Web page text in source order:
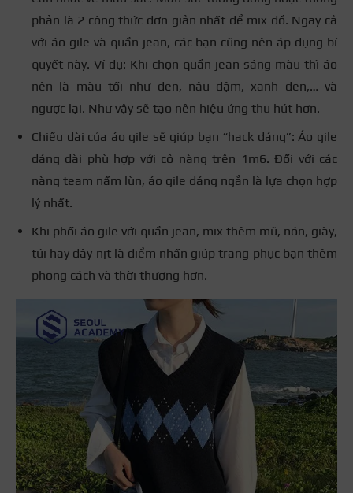
phản là 2 công thức đơn giản nhất để mix đồ. Ngay cả
với áo gile và quần jean, các bạn cũng nên áp dụng bí
quyết này. Ví dụ: Khi chọn quần jean sáng màu thì áo
nên là màu tối như đen, nâu đậm, xanh đen,… và
ngược lại. Như vậy sẽ tạo nên hiệu ứng thu hút hơn.
Chiều dài của áo gile sẽ giúp bạn “hack dáng”: Áo gile
dáng dài phù hợp với cô nàng trên 1m6. Đối với các
nàng team nấm lùn, áo gile dáng ngắn là lựa chọn hợp
lý nhất.
Khi phối áo gile với quần jean, mix thêm mũ, nón, giày,
túi hay dây nịt là điểm nhấn giúp trang phục bạn thêm
phong cách và thời thượng hơn.